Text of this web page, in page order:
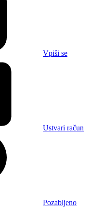
Vpiši se
Ustvari račun
Pozabljeno